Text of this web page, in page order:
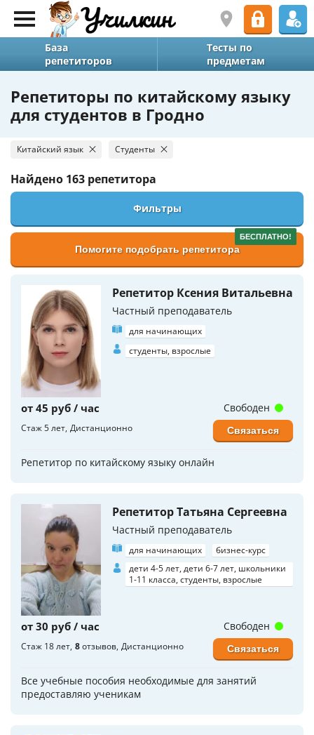
База
репетиторов
Тесты по
предметам
Репетиторы по китайскому языку
для студентов в Гродно
Китайский язык Студенты
Найдено 163 репетитора
Фильтры
БЕСПЛАТНО!
Помогите подобрать репетитора
Репетитор Ксения Витальевна
Частный преподаватель
для начинающих
студенты, взрослые
от 45 руб / час
Стаж 5 лет Дистанционно
Репетитор по китайскому языку онлайн
Свободен
Связаться
Репетитор Татьяна Сергеевна
Частный преподаватель
для начинающих
бизнес-курс
дети 4-5 лет, дети 6-7 лет, школьники
1-11 класса, студенты, взрослые
от 30 руб / час
Стаж 18 лет 8отзывов Дистанционно
Все учебные пособия необходимые для занятий
предоставляю ученикам
Свободен
Связаться